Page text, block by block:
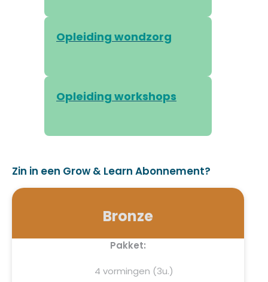
Opleiding wondzorg
Opleiding workshops
Zin in een Grow & Learn Abonnement?
Bronze
Pakket:
4 vormingen (3u.)